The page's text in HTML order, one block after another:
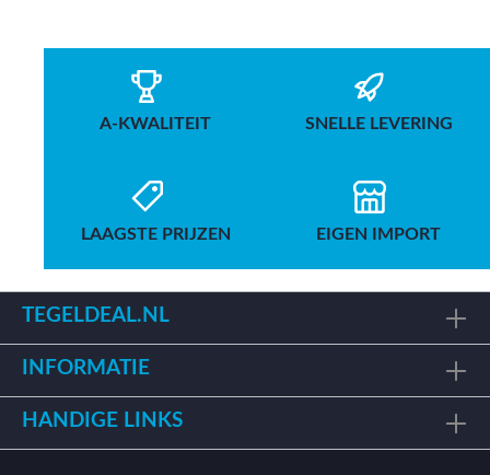
A-KWALITEIT SNELLE LEVERING
LAAGSTE PRIJZEN EIGEN IMPORT
TEGELDEAL.NL
INFORMATIE
HANDIGE LINKS